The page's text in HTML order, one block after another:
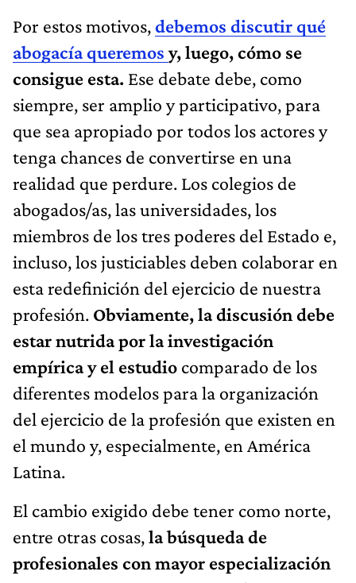
Por estos motivos,debemos discutir qué
abogacía queremosy, luego, cómo se
consigue esta. Ese debate debe, como
siempre, ser amplio y participativo, para
que sea apropiado por todos los actores y
tenga chances de convertirse en una
realidad que perdure. Los colegios de
abogados/as, las universidades, los
miembros de los tres poderes del Estado e,
incluso, los justiciables deben colaborar en
esta redefinición del ejercicio de nuestra
profesión. Obviamente, la discusión debe
estar nutrida por la investigación
empírica y el estudio comparado de los
diferentes modelos para la organización
del ejercicio de la profesión que existen en
el mundo y, especialmente, en América
Latina.
El cambio exigido debe tener como norte,
entre otras cosas,la búsqueda de
profesionales con mayor especialización